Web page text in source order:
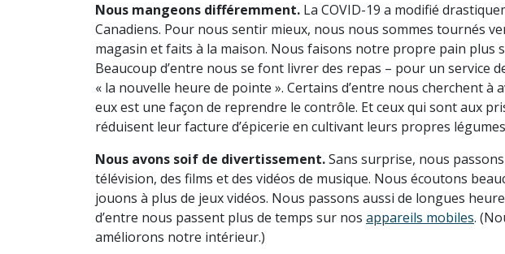
Nous mangeons différemment. La COVID-19 a modifié
Canadiens. Pour nous sentir mieux, nous nous sommes tournés
magasin et faits à la maison. Nous faisons notre propre pain plus
Beaucoup d’entre nous se font livrer des repas – pour un service
« la nouvelle heure de pointe ». Certains d’entre nous cherchent
eux est une façon de reprendre le contrôle. Et ceux qui sont aux
réduisent leur facture d’épicerie en cultivant leurs propres
Nous avons soif de divertissement.Sans surprise, nous
télévision, des films et des vidéos de musique. Nous écoutons
jouons à plus de jeux vidéos. Nous passons aussi de longues
d’entre nous passent plus de temps sur nos appareils mobiles.
améliorons notre intérieur.)